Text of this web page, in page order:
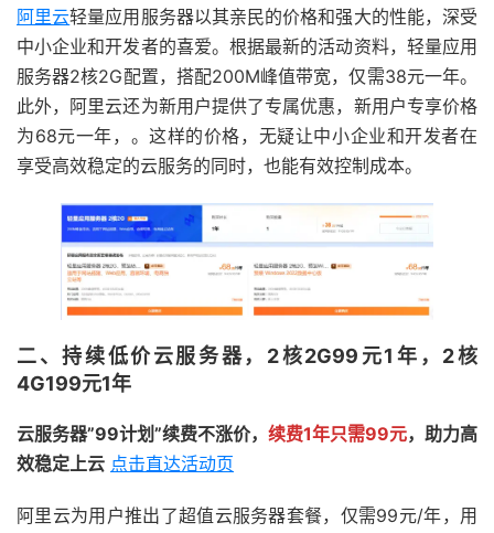
阿里云轻量应用服务器以其亲民的价格和强大的性能，深受
中小企业和开发者的喜爱。根据最新的活动资料，轻量应用
服务器2核2G配置，搭配200M峰值带宽，仅需38元一年。
此外，阿里云还为新用户提供了专属优惠，新用户专享价格
为68元一年，。这样的价格，无疑让中小企业和开发者在
享受高效稳定的云服务的同时，也能有效控制成本。
二、持续低价云服务器，2核2G99元1年，2核
4G199元1年
云服务器”99计划”续费不涨价， 续费1年只需99元，助力高
效稳定上云 点击直达活动页
阿里云为用户推出了超值云服务器套餐，仅需99元/年，用